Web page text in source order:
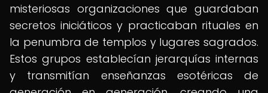
misteriosas organizaciones que guardaban
secretos iniciáticos y practicaban rituales en
la penumbra de templos y lugares sagrados.
Estos grupos establecían jerarquías internas
y transmitían enseñanzas esotéricas de